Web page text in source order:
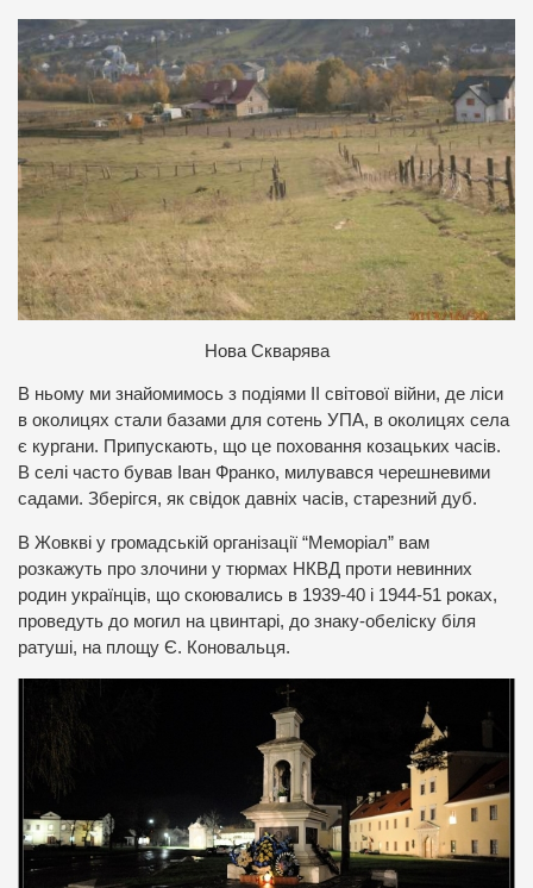
Нова Скварява
В ньому ми знайомимось з подіями ІІ світової війни, де ліси
в околицях стали базами для сотень УПА, в околицях села
є кургани. Припускають, що це поховання козацьких часів.
В селі часто бував Іван Франко, милувався черешневими
садами. Зберігся, як свідок давніх часів, старезний дуб.
В Жовкві у громадській організації “Меморіал” вам
розкажуть про злочини у тюрмах НКВД проти невинних
родин українців, що скоювались в 1939-40 і 1944-51 роках,
проведуть до могил на цвинтарі, до знаку-обеліску біля
ратуші, на площу Є. Коновальця.